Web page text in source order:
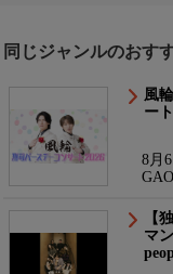
同じジャンルのおす
風
ー
8月
【
マ